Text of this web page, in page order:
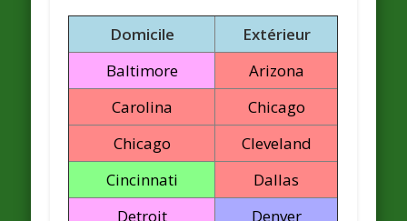
Domicile
Extérieur
Baltimore
Arizona
Carolina
Chicago
Chicago
Cleveland
Cincinnati
Dallas
Detroit
Denver